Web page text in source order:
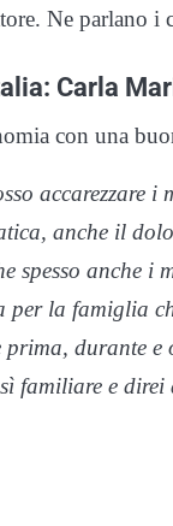
Ne parlano i
Carla
con una
accarezzare
anche il
spesso anche
per la famiglia
durante
familiare e